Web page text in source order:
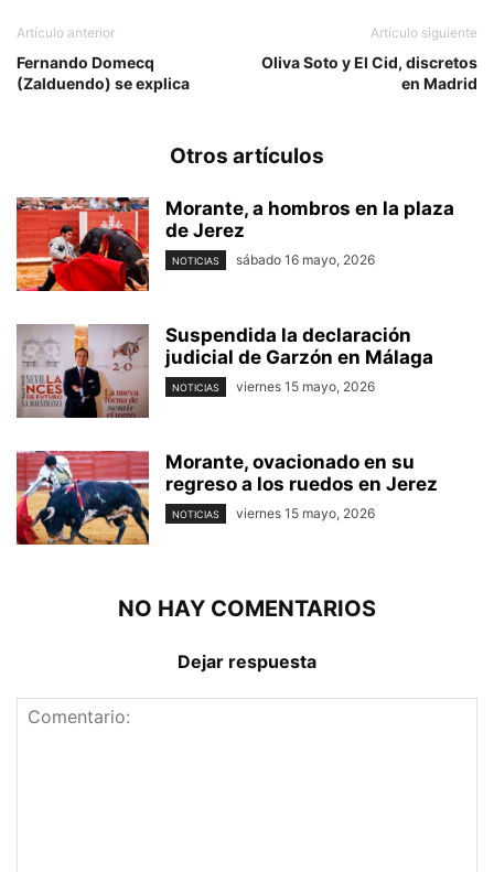
Artículo anterior
Fernando Domecq
(Zalduendo) se explica
Artículo siguiente
Oliva Soto y El Cid, discretos
en Madrid
Otros artículos
Morante, a hombros en la plaza
de Jerez
NOTICIAS sábado 16 mayo, 2026
Suspendida la declaración
judicial de Garzón en Málaga
NOTICIAS viernes 15 mayo, 2026
Morante, ovacionado en su
regreso a los ruedos en Jerez
NOTICIAS viernes 15 mayo, 2026
NO HAY COMENTARIOS
Dejar respuesta